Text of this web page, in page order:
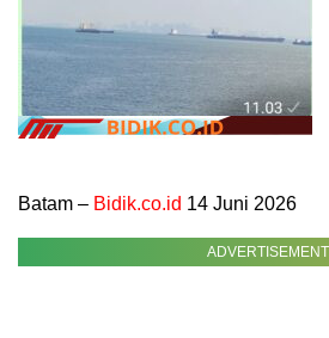
Batam – Bidik.co.id 14 Juni 2026
ADVERTISEMENT